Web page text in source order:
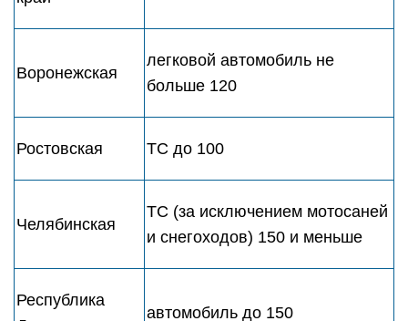
Воронежская
легковой автомобиль не
больше 120
Ростовская ТС до 100
Челябинская
ТС (за исключением мотосаней
и снегоходов) 150 и меньше
Республика
автомобиль до 150